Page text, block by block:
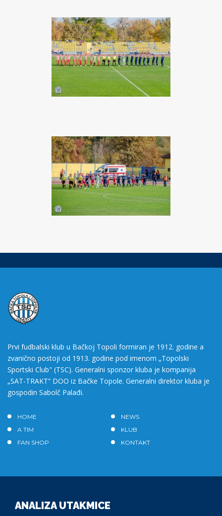
Prvi fudbalski klub u Bačkoj Topoli formiran je 1912. godine a
zvanično postoji od 1913. godine pod imenom „Topolski
Sportski Club" (TSC). Generalni sponzor kluba je kompanija
„SAT-TRAKT” DOO iz Bačke Topole. Generalni direktor kluba je
gospodin Sabolč Palađi.
HOME
NEWS
A TIM
KLUB
FAN SHOP
KONTAKT
ANALIZA UTAKMICE